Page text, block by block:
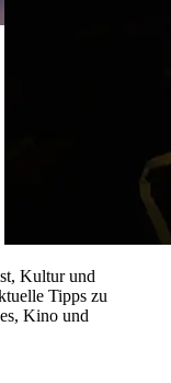
Kultur und
Tipps zu
Kino und